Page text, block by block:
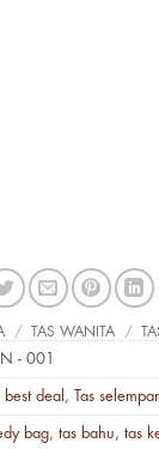
/ TAS WANITA /
- 001
best deal , Tas
bag, tas bahu , tas